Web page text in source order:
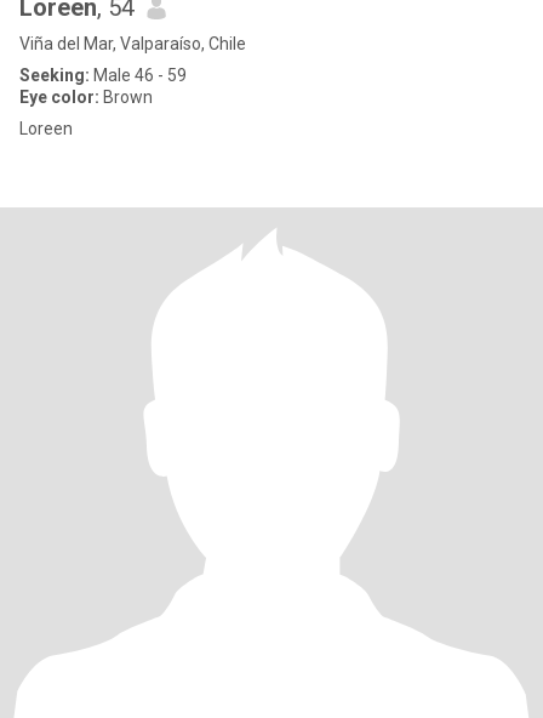
Loreen, 54
Viña del Mar, Valparaíso, Chile
Seeking: Male 46 - 59
Eye color: Brown
Loreen